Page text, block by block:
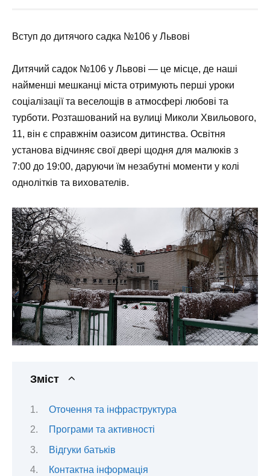
Вступ до дитячого садка №106 у Львові
Дитячий садок №106 у Львові — це місце, де наші
найменші мешканці міста отримують перші уроки
соціалізації та веселощів в атмосфері любові та
турботи. Розташований на вулиці Миколи Хвильового,
11, він є справжнім оазисом дитинства. Освітня
установа відчиняє свої двері щодня для малюків з
7:00 до 19:00, даруючи їм незабутні моменти у колі
однолітків та вихователів.
Зміст
Оточення та інфраструктура
Програми та активності
Відгуки батьків
Контактна інформація